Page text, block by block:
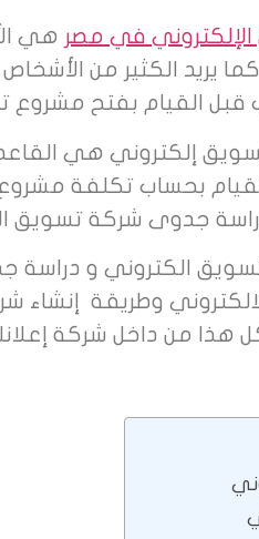
في مصر هي
يريد الكثير من
القيام بفتح مشروع
إلكتروني هي
بحساب تكلفة
جدوى شركة تسويق
الكتروني و دراسة
وطريقة
من داخل شركة